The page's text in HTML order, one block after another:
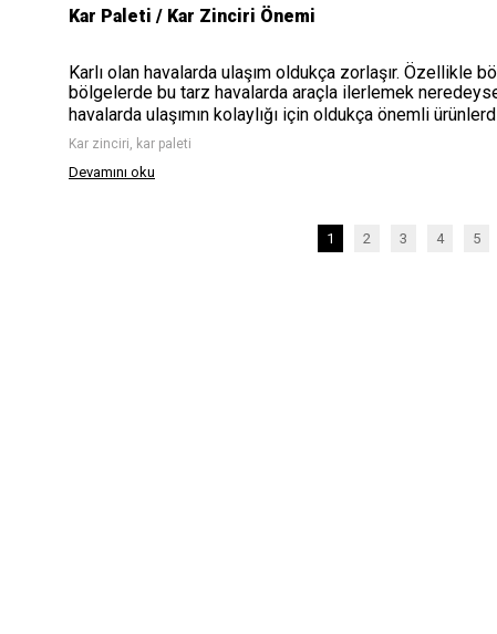
Kar Paleti / Kar Zinciri Önemi
Karlı olan havalarda ulaşım oldukça zorlaşır. Özellikle
bölgelerde bu tarz havalarda araçla ilerlemek
havalarda ulaşımın kolaylığı için oldukça önemli
Kar zinciri, kar paleti
Devamını oku
1 2 3 4 5